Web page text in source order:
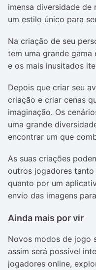
imensa diversidade de
um estilo único para
Na criação de seu
tem uma grande gama
e os mais inusitados
Depois que criar seu
criação e criar cenas
imaginação. Os
uma grande
encontrar um que
As suas criações
outros jogadores
quanto por um
envio das imagens
Ainda mais por vir
Novos modos de jogo
assim será possível
jogadores online,